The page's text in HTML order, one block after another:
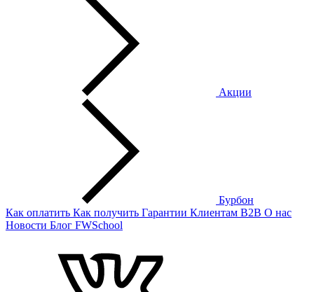
Акции
Бурбон
Как оплатить Как получить Гарантии Клиентам B2B О нас
Новости Блог FWSchool